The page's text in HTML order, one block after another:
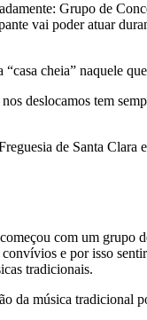
Grupo de
vai poder atuar
cheia” naquele
deslocamos tem
de Santa Clara
com um grupo
e por isso
tradicionais.
da música tradicional